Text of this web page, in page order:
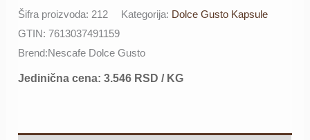
Šifra proizvoda: 212 Kategorija: Dolce Gusto Kapsule
GTIN:7613037491159
Brend:Nescafe Dolce Gusto
Jedinična cena:3.546 RSD / KG